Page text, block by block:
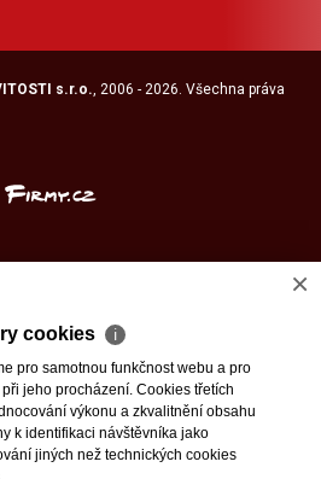
s.r.o., 2006 - 2026. Všechna práva
×
cookies ℹ
pro samotnou funkčnost webu a pro
jeho procházení. Cookies třetích
výkonu a zkvalitnění obsahu
k identifikaci návštěvníka jako
jiných než technických cookies